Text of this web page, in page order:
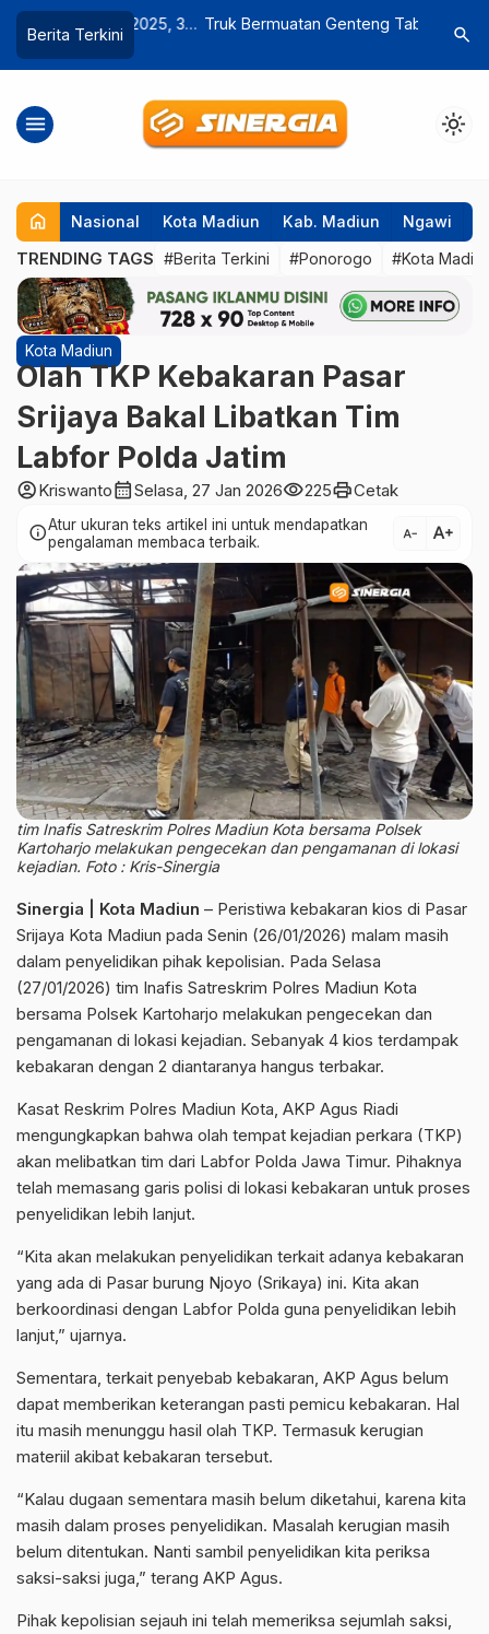
Berita Terkini
Truk Bermuatan Genteng Tabrak
Bupati
search
menu light_mode
home Nasional Kota Madiun Kab. Madiun Ngawi
TRENDING TAGS #Berita Terkini #Ponorogo #Kota
Kota Madiun
Olah TKP Kebakaran Pasar
Srijaya Bakal Libatkan Tim
Labfor Polda Jatim
account_circleKriswantocalendar_monthSelasa, 27 Jan 2026visibility225printCetak
infoAtur ukuran teks artikel ini untuk mendapatkan
pengalaman membaca terbaik.
text_decrease text_increase
tim Inafis Satreskrim Polres Madiun Kota bersama Polsek
Kartoharjo melakukan pengecekan dan pengamanan di lokasi
kejadian. Foto : Kris-Sinergia
Sinergia | Kota Madiun – Peristiwa kebakaran kios di Pasar
Srijaya Kota Madiun pada Senin (26/01/2026) malam masih
dalam penyelidikan pihak kepolisian. Pada Selasa
(27/01/2026) tim Inafis Satreskrim Polres Madiun Kota
bersama Polsek Kartoharjo melakukan pengecekan dan
pengamanan di lokasi kejadian. Sebanyak 4 kios terdampak
kebakaran dengan 2 diantaranya hangus terbakar.
Kasat Reskrim Polres Madiun Kota, AKP Agus Riadi
mengungkapkan bahwa olah tempat kejadian perkara (TKP)
akan melibatkan tim dari Labfor Polda Jawa Timur. Pihaknya
telah memasang garis polisi di lokasi kebakaran untuk proses
penyelidikan lebih lanjut.
“Kita akan melakukan penyelidikan terkait adanya kebakaran
yang ada di Pasar burung Njoyo (Srikaya) ini. Kita akan
berkoordinasi dengan Labfor Polda guna penyelidikan lebih
lanjut,” ujarnya.
Sementara, terkait penyebab kebakaran, AKP Agus belum
dapat memberikan keterangan pasti pemicu kebakaran. Hal
itu masih menunggu hasil olah TKP. Termasuk kerugian
materiil akibat kebakaran tersebut.
“Kalau dugaan sementara masih belum diketahui, karena kita
masih dalam proses penyelidikan. Masalah kerugian masih
belum ditentukan. Nanti sambil penyelidikan kita periksa
saksi-saksi juga,” terang AKP Agus.
Pihak kepolisian sejauh ini telah memeriksa sejumlah saksi,